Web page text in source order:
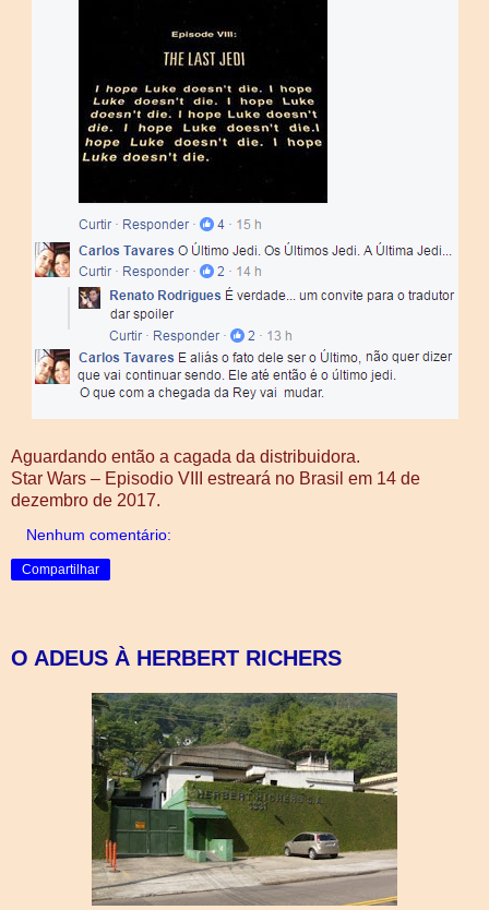
Aguardando então a cagada da distribuidora.
Star Wars – Episodio VIII estreará no Brasil em 14 de
dezembro de 2017.
Nenhum comentário:
Compartilhar
O ADEUS À HERBERT RICHERS